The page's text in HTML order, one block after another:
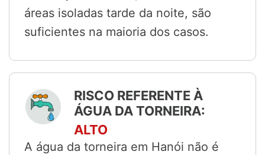
áreas isoladas tarde da noite, são
suficientes na maioria dos casos.
RISCO REFERENTE À
ÁGUA DA TORNEIRA:
ALTO
A água da torneira em Hanói não é